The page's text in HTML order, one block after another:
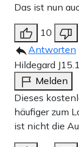
Das ist nun
10
Antworten
Hildegard J
Melden
Dieses
häufiger zum
ist nicht die